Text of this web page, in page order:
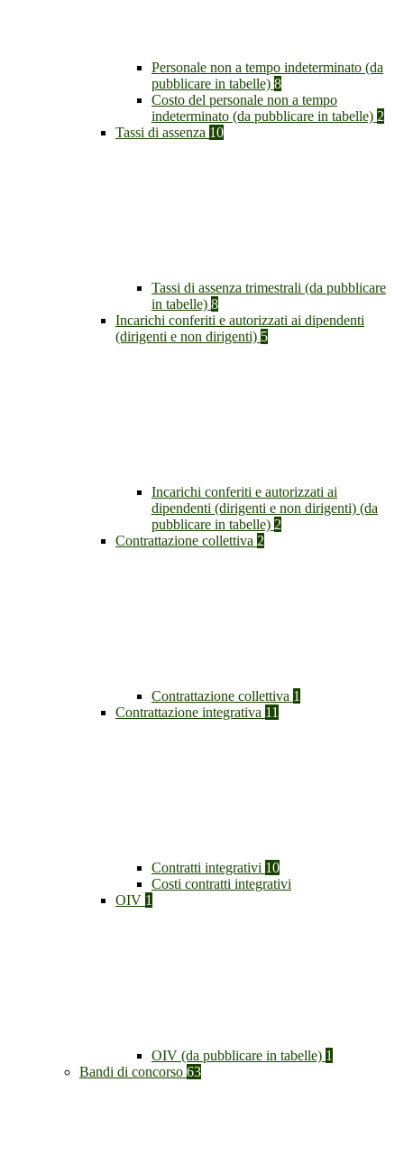
Personale non a tempo indeterminato (da
pubblicare in tabelle) 8
Costo del personale non a tempo
indeterminato (da pubblicare in tabelle) 2
Tassi di assenza 10
Tassi di assenza trimestrali (da pubblicare
in tabelle) 8
Incarichi conferiti e autorizzati ai dipendenti
(dirigenti e non dirigenti) 5
Incarichi conferiti e autorizzati ai
dipendenti (dirigenti e non dirigenti) (da
pubblicare in tabelle) 2
Contrattazione collettiva 2
Contrattazione collettiva 1
Contrattazione integrativa 11
Contratti integrativi 10
Costi contratti integrativi
OIV 1
OIV (da pubblicare in tabelle) 1
Bandi di concorso 63